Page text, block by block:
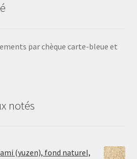
par chèque carte-bleue et
notés
(yuzen), fond naturel,